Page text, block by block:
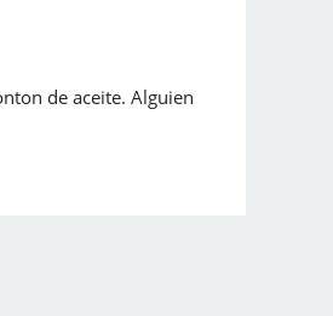
de aceite. Alguien